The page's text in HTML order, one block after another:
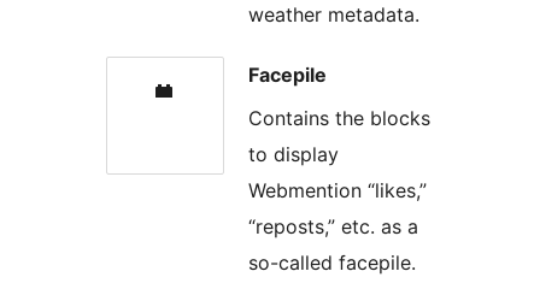
weather metadata.
Facepile
Contains the blocks
to display
Webmention “likes,”
“reposts,” etc. as a
so-called facepile.